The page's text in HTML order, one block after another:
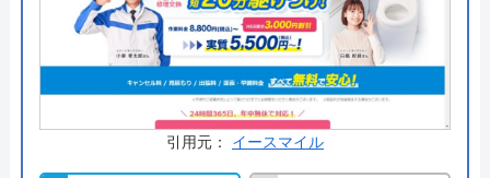
料金詳細を見る
今すぐ電話で相談する
0120-6-12120
受付時間： 9:00～18:00
引用元： イースマイル